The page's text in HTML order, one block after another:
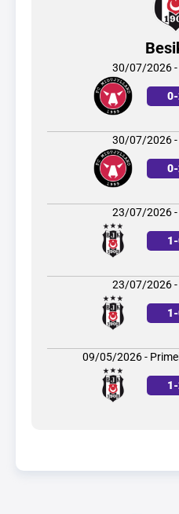
30/07/2026 -
0-
30/07/2026 -
0-
23/07/2026 -
1-
23/07/2026 -
1-
09/05/2026 -
1-